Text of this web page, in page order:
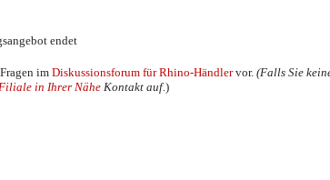
endet
im Diskussionsforum für Rhino-Händlervor. (Falls Sie
Filiale in Ihrer Nähe Kontakt auf.)